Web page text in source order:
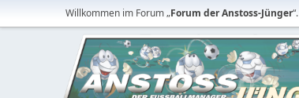
Willkommen im Forum „Forum der Anstoss-Jünger“.